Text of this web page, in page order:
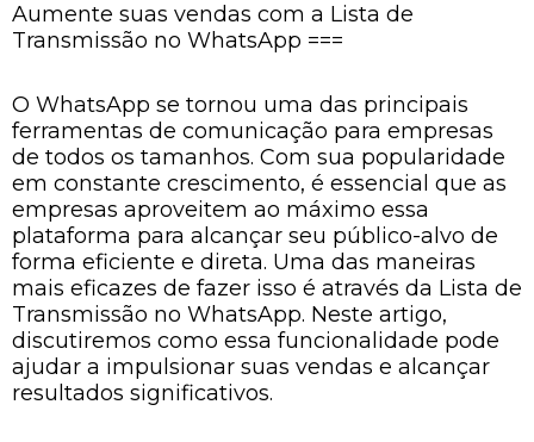
Aumente suas vendas com a Lista de
Transmissão no WhatsApp ===
O WhatsApp se tornou uma das principais
ferramentas de comunicação para empresas
de todos os tamanhos. Com sua popularidade
em constante crescimento, é essencial que as
empresas aproveitem ao máximo essa
plataforma para alcançar seu público-alvo de
forma eficiente e direta. Uma das maneiras
mais eficazes de fazer isso é através da Lista de
Transmissão no WhatsApp. Neste artigo,
discutiremos como essa funcionalidade pode
ajudar a impulsionar suas vendas e alcançar
resultados significativos.